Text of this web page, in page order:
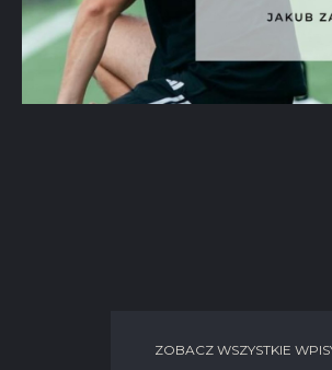
ZOBACZ WSZYSTKIE